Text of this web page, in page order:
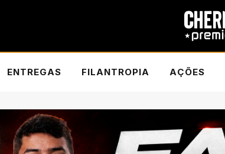
ENTREGAS FILANTROPIA AÇÕES